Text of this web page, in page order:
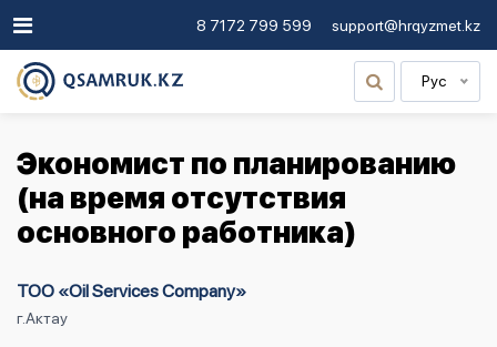
8 7172 799 599 support@hrqyzmet.kz
Рус
Экономист по планированию
(на время отсутствия
основного работника)
ТОО «Oil Services Company»
г.Актау